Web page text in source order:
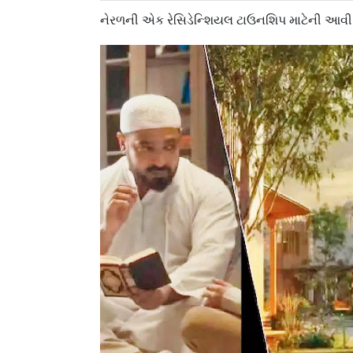
નેરળની એક રેસિડેન્શિયલ ટાઉનશિપ માટેની આવી